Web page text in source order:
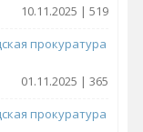
10.11.2025 | 519
прокуратура
01.11.2025 | 365
прокуратура